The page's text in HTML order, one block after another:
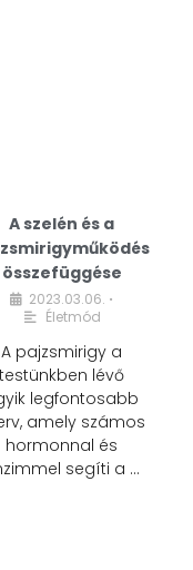
A szelén és a
összefüggése
2023.03.06. •
Életmód
A pajzsmirigy a
testünkben lévő
legfontosabb
amely számos
hormonnal és
segíti a …